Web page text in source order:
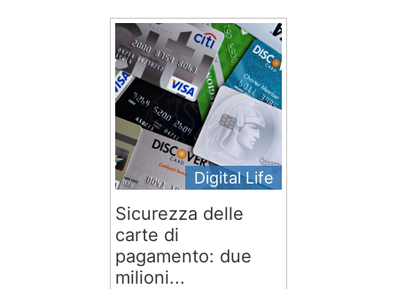
Digital Life
Sicurezza delle
carte di
pagamento: due
milioni...